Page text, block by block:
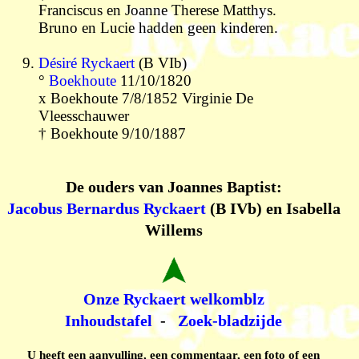
Franciscus en Joanne Therese Matthys.
Bruno en Lucie hadden geen kinderen.
Désiré Ryckaert (B VIb)
° Boekhoute 11/10/1820
x Boekhoute 7/8/1852 Virginie De
Vleesschauwer
† Boekhoute 9/10/1887
De ouders van Joannes Baptist:
Jacobus Bernardus Ryckaert(B IVb) en Isabella
Willems
Onze Ryckaert welkomblz
Inhoudstafel-Zoek-bladzijde
U heeft een aanvulling, een commentaar, een foto of een